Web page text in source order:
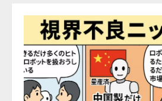
5
「TinhVan
務提携
2026/08/06/
【開催報告】
ォーム「